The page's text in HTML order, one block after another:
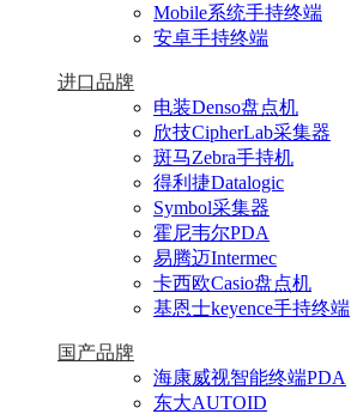
Mobile系统手持终端
安卓手持终端
进口品牌
电装Denso盘点机
欣技CipherLab采集器
斑马Zebra手持机
得利捷Datalogic
Symbol采集器
霍尼韦尔PDA
易腾迈Intermec
卡西欧Casio盘点机
基恩士keyence手持终端
国产品牌
海康威视智能终端PDA
东大AUTOID